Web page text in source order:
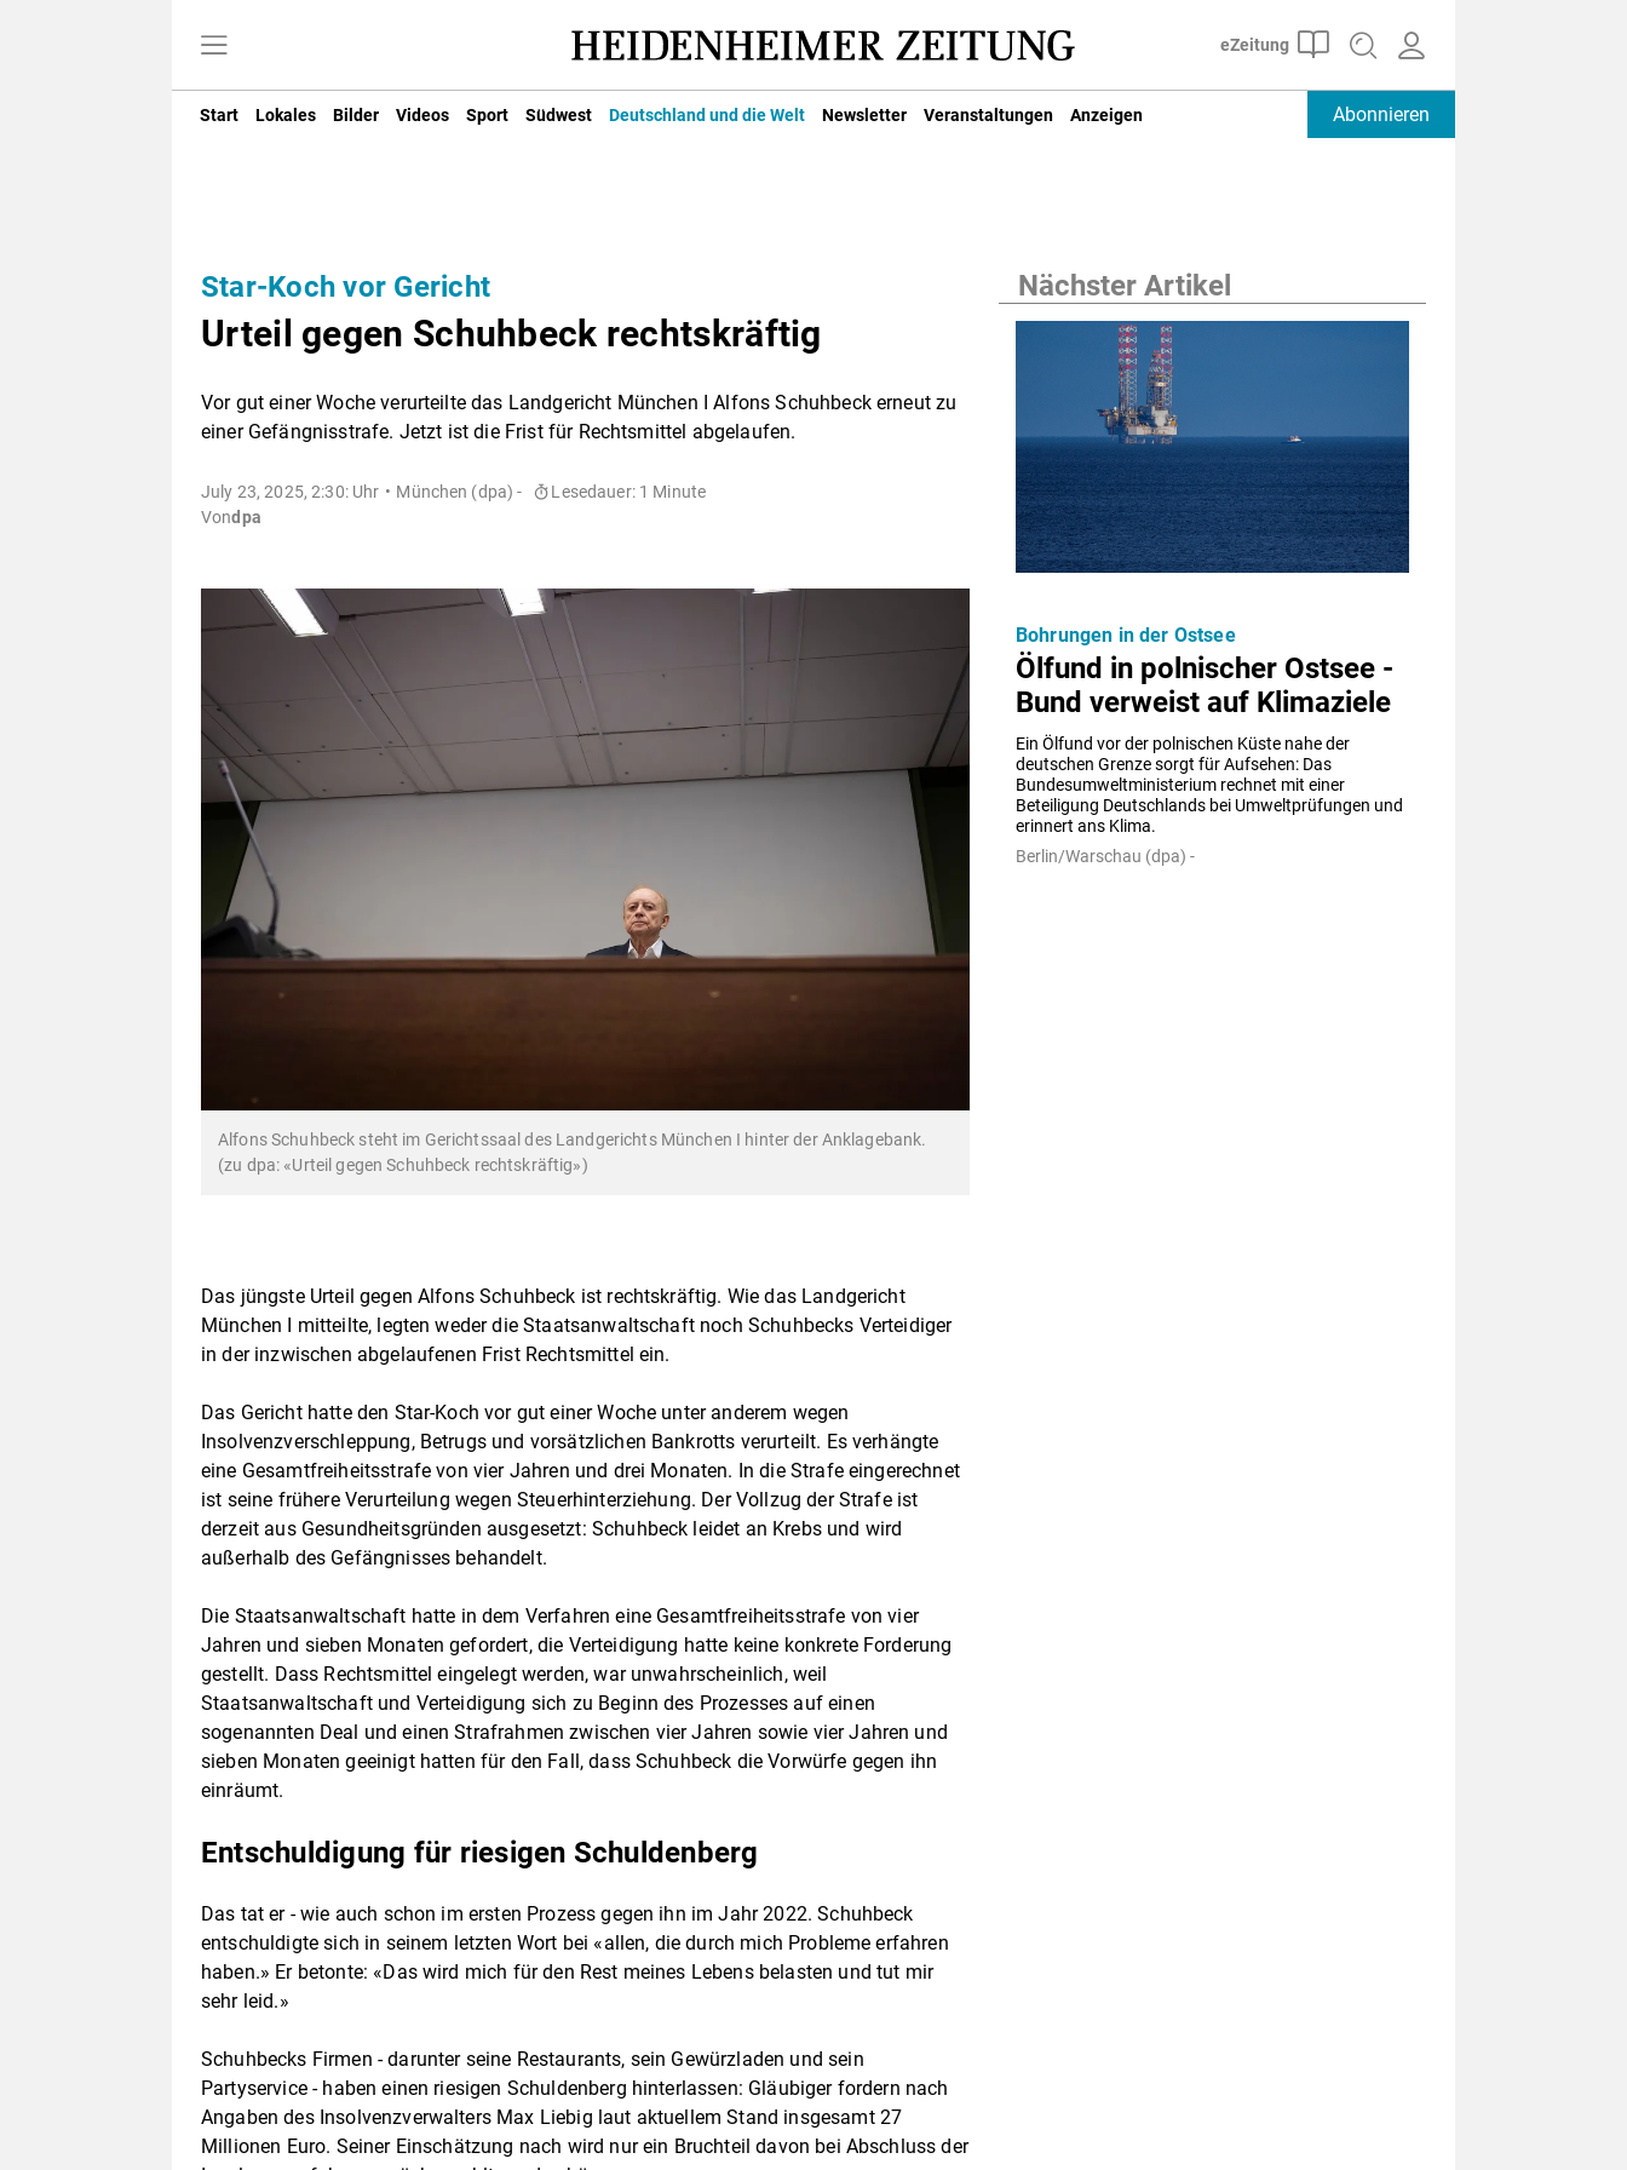
Start Lokales Bilder Videos Sport Südwest Deutschland und die Welt Newsletter Veranstaltungen Anzeigen Abonnieren
Star-Koch vor Gericht
Urteil gegen Schuhbeck rechtskräftig
Vor gut einer Woche verurteilte das Landgericht München I Alfons Schuhbeck erneut zu
einer Gefängnisstrafe. Jetzt ist die Frist für Rechtsmittel abgelaufen.
July 23, 2025, 2:30: Uhr München (dpa) -
Lesedauer: 1 Minute
Vondpa
Alfons Schuhbeck steht im Gerichtssaal des Landgerichts München I hinter der Anklagebank.
(zu dpa: «Urteil gegen Schuhbeck rechtskräftig»)
Das jüngste Urteil gegen Alfons Schuhbeck ist rechtskräftig. Wie das Landgericht
München I mitteilte, legten weder die Staatsanwaltschaft noch Schuhbecks Verteidiger
in der inzwischen abgelaufenen Frist Rechtsmittel ein.
Das Gericht hatte den Star-Koch vor gut einer Woche unter anderem wegen
Insolvenzverschleppung, Betrugs und vorsätzlichen Bankrotts verurteilt. Es verhängte
eine Gesamtfreiheitsstrafe von vier Jahren und drei Monaten. In die Strafe eingerechnet
ist seine frühere Verurteilung wegen Steuerhinterziehung. Der Vollzug der Strafe ist
derzeit aus Gesundheitsgründen ausgesetzt: Schuhbeck leidet an Krebs und wird
außerhalb des Gefängnisses behandelt.
Die Staatsanwaltschaft hatte in dem Verfahren eine Gesamtfreiheitsstrafe von vier
Jahren und sieben Monaten gefordert, die Verteidigung hatte keine konkrete Forderung
gestellt. Dass Rechtsmittel eingelegt werden, war unwahrscheinlich, weil
Staatsanwaltschaft und Verteidigung sich zu Beginn des Prozesses auf einen
sogenannten Deal und einen Strafrahmen zwischen vier Jahren sowie vier Jahren und
sieben Monaten geeinigt hatten für den Fall, dass Schuhbeck die Vorwürfe gegen ihn
einräumt.
Entschuldigung für riesigen Schuldenberg
Das tat er - wie auch schon im ersten Prozess gegen ihn im Jahr 2022. Schuhbeck
entschuldigte sich in seinem letzten Wort bei «allen, die durch mich Probleme erfahren
haben.» Er betonte: «Das wird mich für den Rest meines Lebens belasten und tut mir
sehr leid.»
Schuhbecks Firmen - darunter seine Restaurants, sein Gewürzladen und sein
Partyservice - haben einen riesigen Schuldenberg hinterlassen: Gläubiger fordern nach
Angaben des Insolvenzverwalters Max Liebig laut aktuellem Stand insgesamt 27
Millionen Euro. Seiner Einschätzung nach wird nur ein Bruchteil davon bei Abschluss der
Nächster Artikel
Ölfund in polnischer Ostsee -
Bund verweist auf Klimaziele
Ein Ölfund vor der polnischen Küste nahe der
deutschen Grenze sorgt für Aufsehen: Das
Bundesumweltministerium rechnet mit einer
Beteiligung Deutschlands bei Umweltprüfungen und
erinnert ans Klima.
Bohrungen in der Ostsee
Berlin/Warschau (dpa) -